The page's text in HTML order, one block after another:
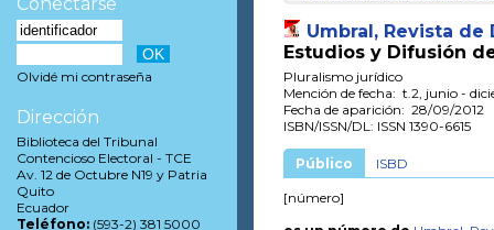
Umbral, Revista
Estudios y Difusión
Pluralismo jurídico
Mención de fecha: t.2, junio -
Fecha de aparición: 28/09/2012
ISBN/ISSN/DL: ISSN 1390-6615
Público ISBD
[número]
Olvidé mi contraseña
Dirección
Biblioteca del Tribunal
Contencioso Electoral - TCE
Av. 12 de Octubre N19 y Patria
Quito
Ecuador
Teléfono: (593-2) 381 5000